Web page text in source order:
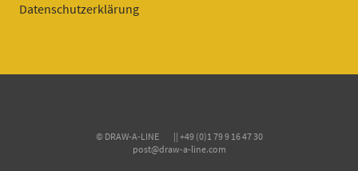
Datenschutzerklärung
© DRAW-A-LINE || +49 (0)1 79 9 16 47 30
post@draw-a-line.com